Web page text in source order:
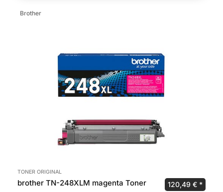
Brother
TONER ORIGINAL
brother TN-248XLM magenta Toner Ursprünglicher
120,49 €